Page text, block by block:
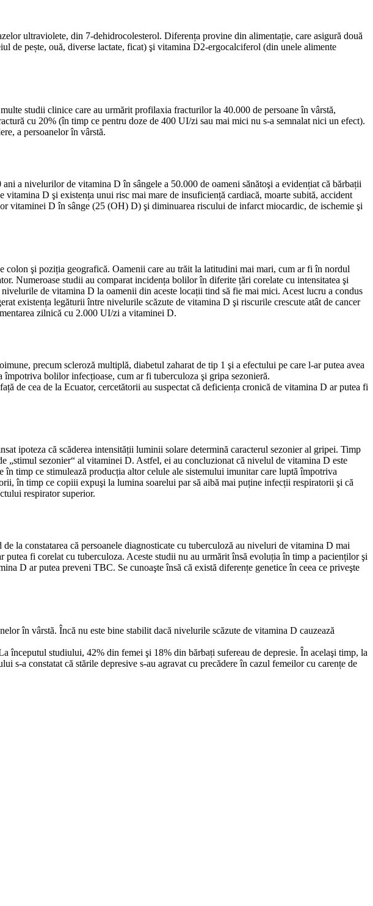
ultraviolete, din 7-dehidrocolesterol. Diferența provine din alimentație, care asigură două
de pește, ouă, diverse lactate, ficat) şi vitamina D2-ergocalciferol (din unele alimente
studii clinice care au urmărit profilaxia fracturilor la 40.000 de persoane în vârstă,
cu 20% (în timp ce pentru doze de 400 UI/zi sau mai mici nu s-a semnalat nici un efect).
a persoanelor în vârstă.
a nivelurilor de vitamina D în sângele a 50.000 de oameni sănătoşi a evidențiat că bărbații
D şi existența unui risc mai mare de insuficiență cardiacă, moarte subită, accident
vitaminei D în sânge (25 (OH) D) şi diminuarea riscului de infarct miocardic, de ischemie şi
colon şi poziția geografică. Oamenii care au trăit la latitudini mai mari, cum ar fi în nordul
Numeroase studii au comparat incidența bolilor în diferite țări corelate cu intensitatea şi
de vitamina D la oamenii din aceste locații tind să fie mai mici. Acest lucru a condus
existența legăturii între nivelurile scăzute de vitamina D şi riscurile crescute atât de cancer
zilnică cu 2.000 UI/zi a vitaminei D.
precum scleroză multiplă, diabetul zaharat de tip 1 şi a efectului pe care l-ar putea avea
bolilor infecțioase, cum ar fi tuberculoza şi gripa sezonieră.
de cea de la Ecuator, cercetătorii au suspectat că deficiența cronică de vitamina D ar putea fi
ipoteza că scăderea intensității luminii solare determină caracterul sezonier al gripei. Timp
„stimul sezonier“ al vitaminei D. Astfel, ei au concluzionat că nivelul de vitamina D este
timp ce stimulează producția altor celule ale sistemului imunitar care luptă împotriva
în timp ce copiii expuşi la lumina soarelui par să aibă mai puține infecții respiratorii şi că
respirator superior.
la constatarea că persoanele diagnosticate cu tuberculoză au niveluri de vitamina D mai
putea fi corelat cu tuberculoza. Aceste studii nu au urmărit însă evoluția în timp a pacienților şi
D ar putea preveni TBC. Se cunoaşte însă că există diferențe genetice în ceea ce priveşte
în vârstă. Încă nu este bine stabilit dacă nivelurile scăzute de vitamina D cauzează
începutul studiului, 42% din femei şi 18% din bărbați sufereau de depresie. În acelaşi timp, la
s-a constatat că stările depresive s-au agravat cu precădere în cazul femeilor cu carențe de